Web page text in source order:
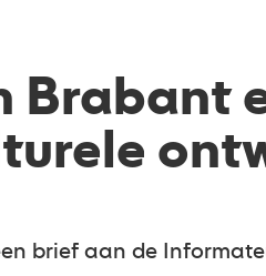
Brabant
brief aan de